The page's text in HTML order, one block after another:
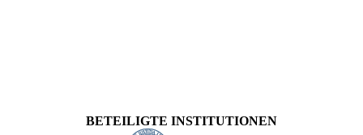
BETEILIGTE INSTITUTIONEN